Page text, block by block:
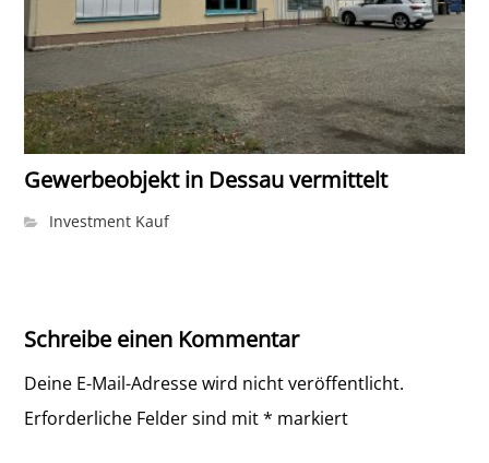
Gewerbeobjekt in Dessau vermittelt
Investment Kauf
Schreibe einen Kommentar
Deine E-Mail-Adresse wird nicht veröffentlicht.
Erforderliche Felder sind mit* markiert